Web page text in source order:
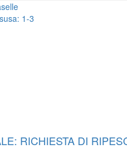
1-3
RICHIESTA DI